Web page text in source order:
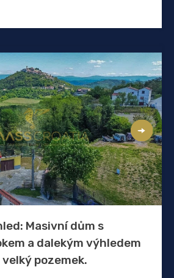
Masivní dům s
a dalekým výhledem
pozemek.